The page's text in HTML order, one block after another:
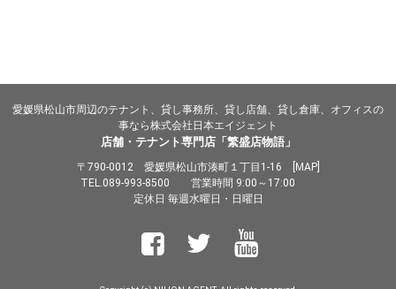
愛媛県松山市周辺のテナント、貸し事務所、貸し店舗、貸し倉庫、オフィスの
事なら株式会社日本エイジェント
店舗・テナント専門店「繁盛店物語」
〒790-0012 愛媛県松山市湊町１丁目1-16 [ MAP]
TEL.089-993-8500 営業時間 9:00～17:00
定休日 毎週水曜日・日曜日